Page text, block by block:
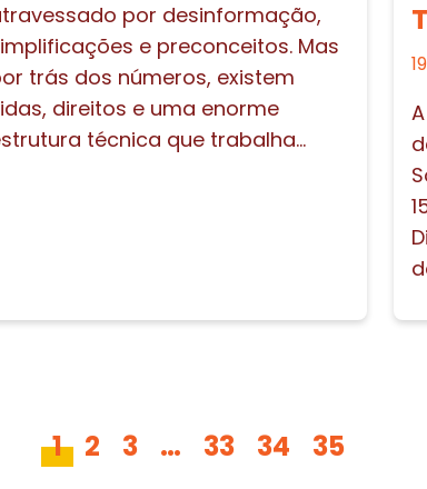
por desinformação,
e preconceitos. Mas
trás dos números, existem
direitos e uma enorme
técnica que trabalha...
1 2 3 … 33 34 35